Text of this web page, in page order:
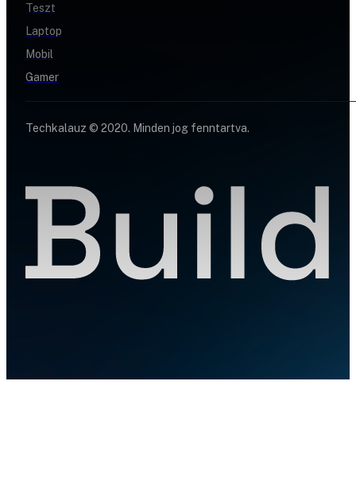
Teszt
Laptop
Mobil
Gamer
Techkalauz © 2020. Minden jog fenntartva.